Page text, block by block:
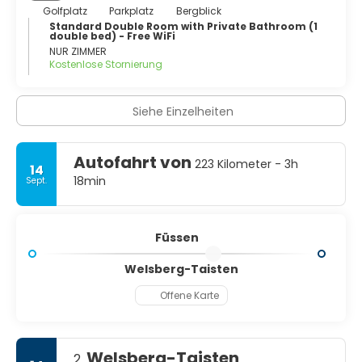
Golfplatz
Parkplatz
Bergblick
Standard Double Room with Private Bathroom (1
double bed) - Free WiFi
NUR ZIMMER
Kostenlose Stornierung
Siehe Einzelheiten
14
Sept.
Autofahrt von 223 Kilometer - 3h
18min
Füssen
Welsberg-Taisten
Offene Karte